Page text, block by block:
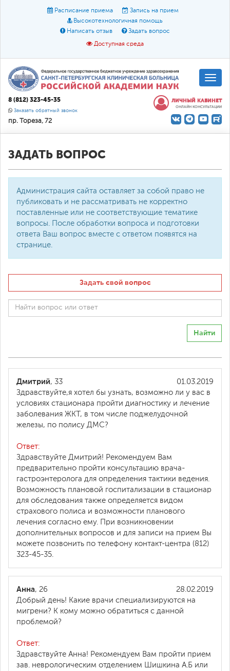
Расписание приема
Запись на прием
Высокотехнологичная помощь
Написать отзыв
Задать вопрос
Доступная среда
Размер шрифта: A A A
Цвет:
О доступной среде
8 (812) 323-45-35
Заказать обратный звонок
пр. Тореза, 72
ЛИЧНЫЙ КАБИНЕТ
ОНЛАЙН КОНСУЛЬТАЦИИ
ЗАДАТЬ ВОПРОС
Администрация сайта оставляет за собой право не
публиковать и не рассматривать не корректно
поставленные или не соответствующие тематике
вопросы. После обработки вопроса и подготовки
ответа Ваш вопрос вместе с ответом появятся на
странице.
Задать свой вопрос
Найти
01.03.2019
Дмитрий, 33
Здравствуйте,я хотел бы узнать, возможно ли у вас в
условиях стационара пройти диагностику и лечение
заболевания ЖКТ, в том числе поджелудочной
железы, по полису ДМС?
Ответ:
Здравствуйте Дмитрий! Рекомендуем Вам
предварительно пройти консультацию врача-
гастроэнтеролога для определения тактики ведения.
Возможность плановой госпитализации в стационар
для обследования также определяется видом
страхового полиса и возможности планового
лечения согласно ему. При возникновении
дополнительных вопросов и для записи на прием Вы
можете позвонить по телефону контакт-центра (812)
323-45-35.
28.02.2019
Анна, 26
Добрый день! Какие врачи специализируются на
мигрени? К кому можно обратиться с данной
проблемой?
Ответ:
Здравствуйте Анна! Рекомендуем Вам пройти прием
зав. неврологическим отделением Шишкина А.Б или